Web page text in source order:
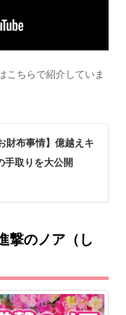
こちらで紹介していま
財布事情】億越えキ
手取りを大公開
撃のノア（し